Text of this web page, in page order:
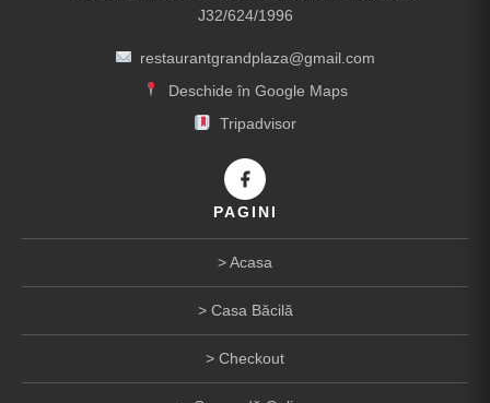
J32/624/1996
restaurantgrandplaza@gmail.com
Deschide în Google Maps
Tripadvisor
PAGINI
Acasa
Casa Băcilă
Checkout